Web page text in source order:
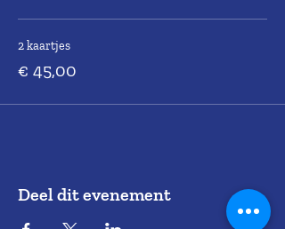
2 kaartjes
€ 45,00
Deel dit evenement